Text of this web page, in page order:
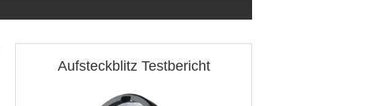
Aufsteckblitz Testbericht